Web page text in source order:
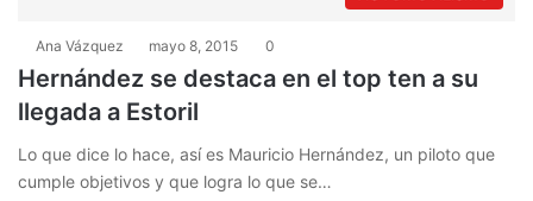
Ana Vázquez mayo 8, 2015 0
Hernández se destaca en el top ten a su
llegada a Estoril
Lo que dice lo hace, así es Mauricio Hernández, un piloto que
cumple objetivos y que logra lo que se…